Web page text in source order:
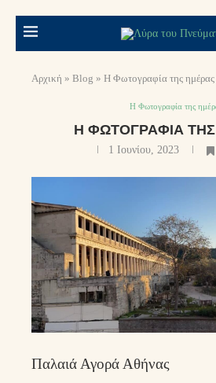
Αρχική » Blog » Η Φωτογραφία της ημέρας
Η Φωτογραφία της
Η ΦΩΤΟΓΡΑΦΊΑ
1 Ιουνίου, 2023
Παλαιά Αγορά Αθήνας